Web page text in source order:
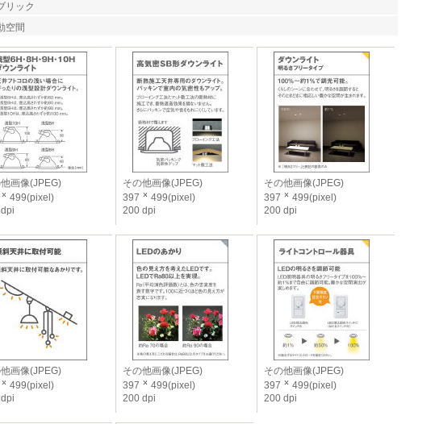
リック
空間
画像(JPEG)
499(pixel)
その他画像(JPEG)
397
499(pixel)
200 dpi
その他画像(JPEG)
397
499(pixel)
200 dpi
画像(JPEG)
499(pixel)
その他画像(JPEG)
397
499(pixel)
200 dpi
その他画像(JPEG)
397
499(pixel)
200 dpi